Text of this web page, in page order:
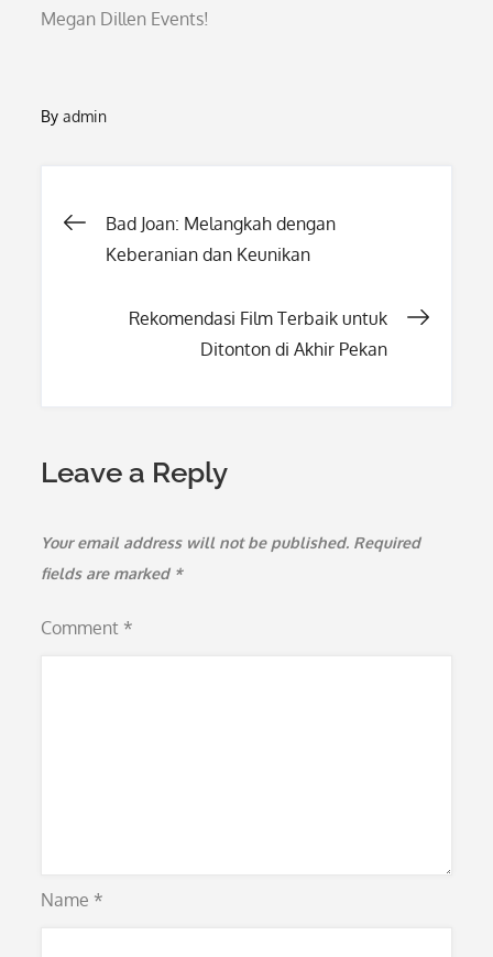
Megan Dillen Events!
Byadmin
Post
Bad Joan: Melangkah dengan
Keberanian dan Keunikan
Rekomendasi Film Terbaik untuk
Ditonton di Akhir Pekan
Leave a Reply
Your email address will not be published. Required
fields are marked *
Comment *
Name *